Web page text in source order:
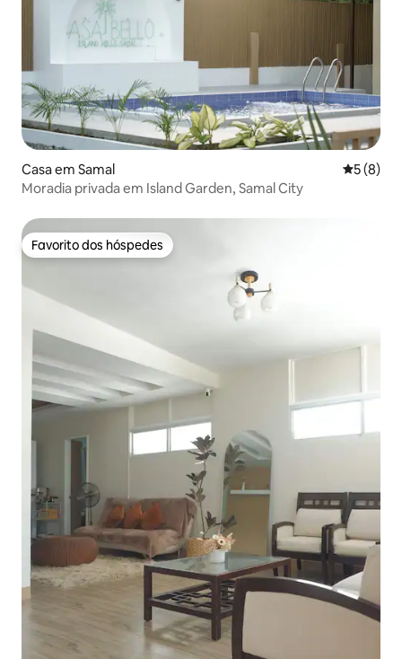
Casa em Samal
5 (8)
Moradia privada em Island Garden, Samal City
Favorito dos hóspedes
Favorito dos hóspedes